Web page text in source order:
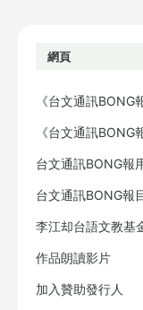
網頁
《台文通訊BONG
《台文通訊
台文通訊BONG報
台文通訊BONG報
李江却台語文教基
作品朗讀影片
加入贊助發行人